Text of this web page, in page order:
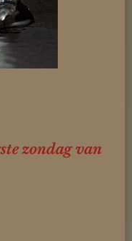
zondag van